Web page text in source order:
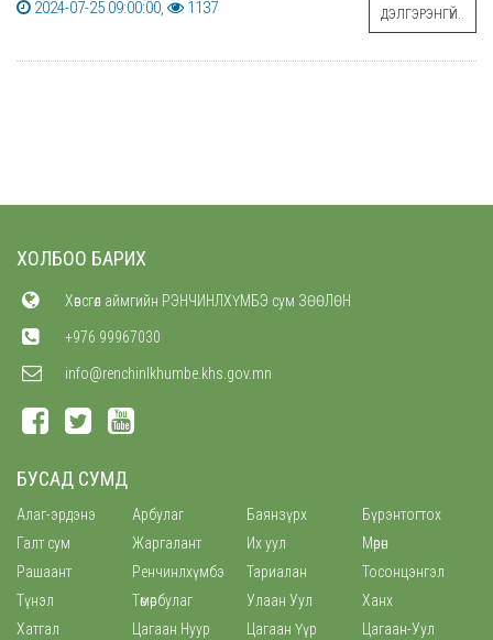
2024-07-25 09:00:00,
1137 ДЭЛГЭРЭНГҮЙ..
ХОЛБОО БАРИХ
Хөвсгөл аймгийн РЭНЧИНЛХҮМБЭ сум ЗӨӨЛӨН
+976 99967030
info@renchinlkhumbe.khs.gov.mn
БУСАД СУМД
Алаг-эрдэнэ Арбулаг Баянзүрх
Бүрэнтогтох
Галт сум
Жаргалант Их уул
Мөрөн
Рашаант
Ренчинлхүмбэ Тариалан
Тосонцэнгэл
Түнэл
Төмөрбулаг Улаан Уул
Ханх
Хатгал
Цагаан Нуур Цагаан Үүр Цагаан-Уул